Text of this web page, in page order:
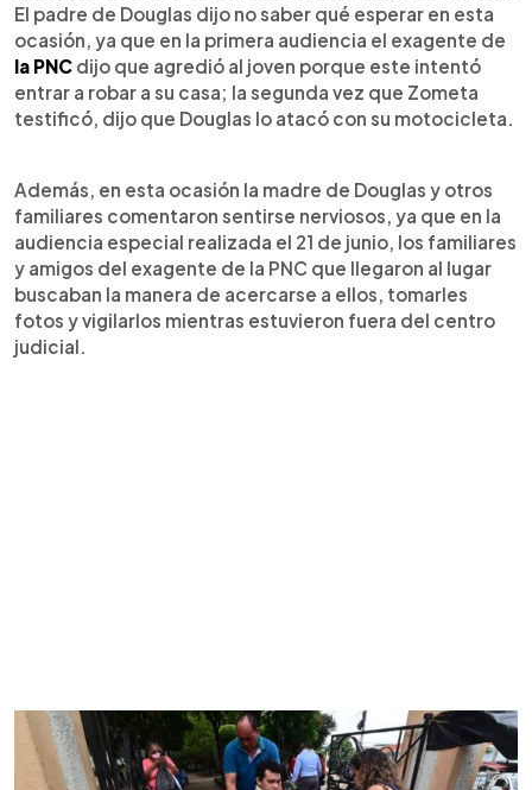
El padre de Douglas dijo no saber qué esperar en esta
ocasión, ya que en la primera audiencia el exagente de
la PNC dijo que agredió al joven porque este intentó
entrar a robar a su casa; la segunda vez que Zometa
testificó, dijo que Douglas lo atacó con su motocicleta.
Además, en esta ocasión la madre de Douglas y otros
familiares comentaron sentirse nerviosos, ya que en la
audiencia especial realizada el 21 de junio, los familiares
y amigos del exagente de la PNC que llegaron al lugar
buscaban la manera de acercarse a ellos, tomarles
fotos y vigilarlos mientras estuvieron fuera del centro
judicial.